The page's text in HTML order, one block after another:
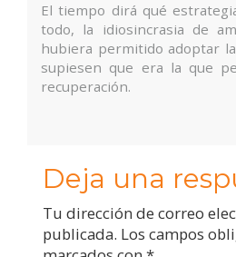
El tiempo dirá qué
todo, la idiosincrasia de
hubiera permitido adoptar
supiesen que era la que
recuperación.
Deja una
Tu dirección de correo
publicada. Los campos